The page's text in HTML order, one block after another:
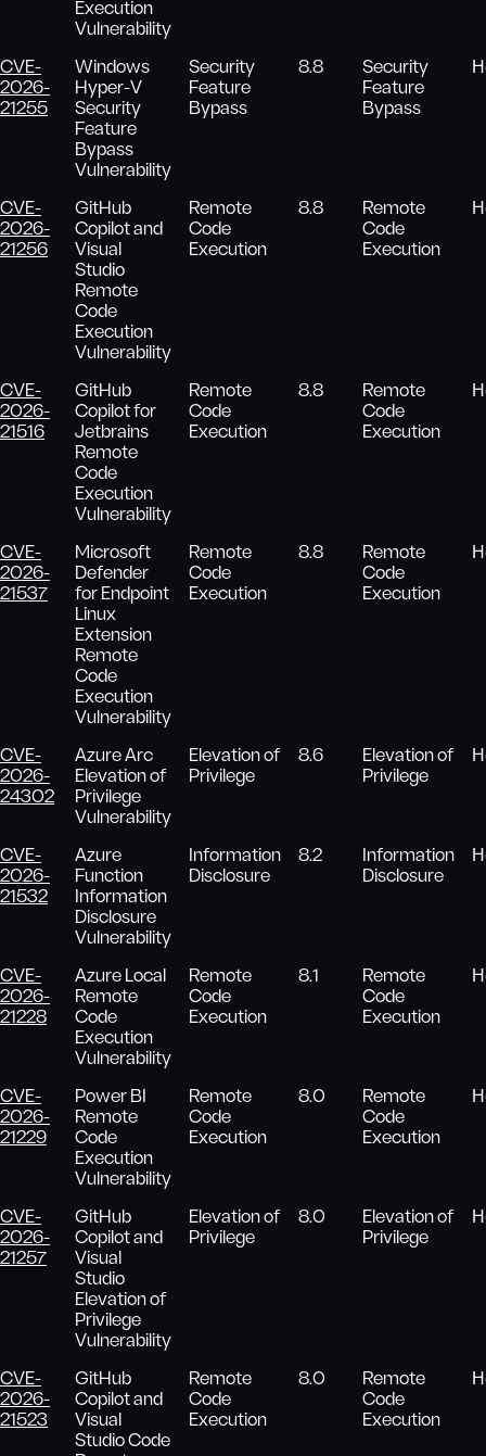
Execution
Vulnerability
CVE-
2026-
21255
Windows
Hyper-V
Security
Feature
Bypass
Vulnerability
Security
Feature
Bypass
8.8
Security
Feature
Bypass
CVE-
2026-
21256
GitHub
Copilot and
Visual
Studio
Remote
Code
Execution
Vulnerability
Remote
Code
Execution
8.8
Remote
Code
Execution
CVE-
2026-
21516
GitHub
Copilot for
Jetbrains
Remote
Code
Execution
Vulnerability
Remote
Code
Execution
8.8
Remote
Code
Execution
CVE-
2026-
21537
Microsoft
Defender
for Endpoint
Linux
Extension
Remote
Code
Execution
Vulnerability
Remote
Code
Execution
8.8
Remote
Code
Execution
CVE-
2026-
24302
Azure Arc
Elevation of
Privilege
Vulnerability
Elevation of
Privilege
8.6
Elevation of
Privilege
CVE-
2026-
21532
Azure
Function
Information
Disclosure
Vulnerability
Information
Disclosure
8.2
Information
Disclosure
CVE-
2026-
21228
Azure Local
Remote
Code
Execution
Vulnerability
Remote
Code
Execution
8.1
Remote
Code
Execution
CVE-
2026-
21229
Power BI
Remote
Code
Execution
Vulnerability
Remote
Code
Execution
8.0
Remote
Code
Execution
CVE-
2026-
21257
GitHub
Copilot and
Visual
Studio
Elevation of
Privilege
Vulnerability
Elevation of
Privilege
8.0
Elevation of
Privilege
CVE-
2026-
21523
GitHub
Copilot and
Visual
Studio Code
Remote
Code
Execution
8.0
Remote
Code
Execution